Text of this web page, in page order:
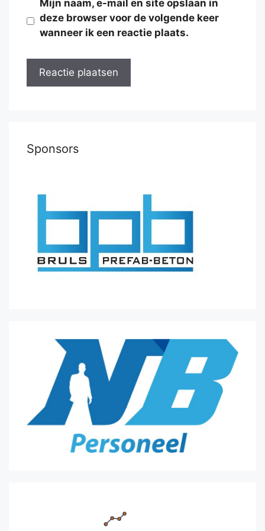
Mijn naam, e-mail en site opslaan in
deze browser voor de volgende keer
wanneer ik een reactie plaats.
Sponsors